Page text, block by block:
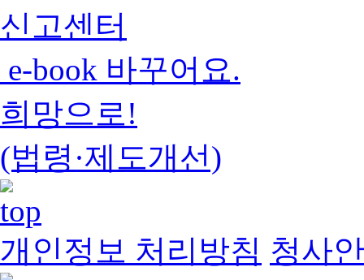
신고센터
e-book 바꾸어요.
희망으로!
(법령·제도개선)
개인정보 처리방침 청사